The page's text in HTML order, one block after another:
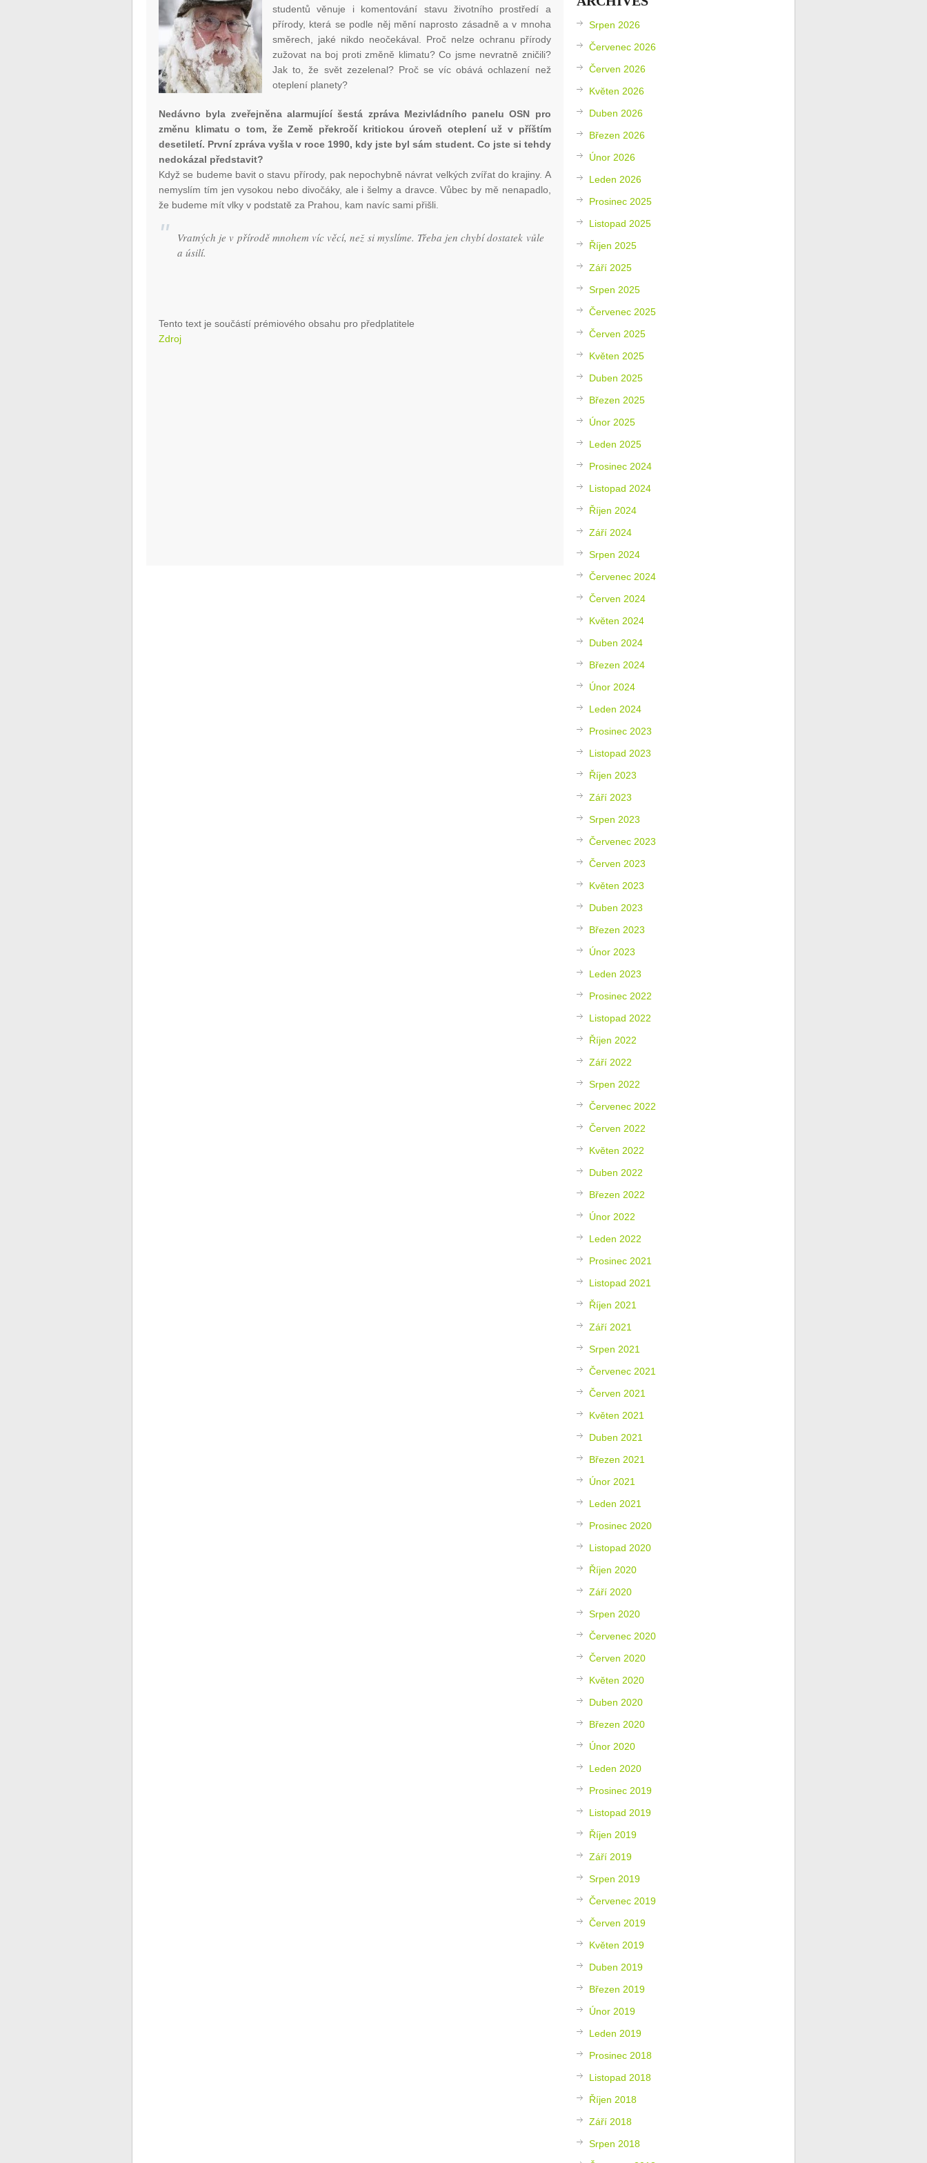
studentů věnuje i komentování stavu životního prostředí a
přírody, která se podle něj mění naprosto zásadně a v mnoha
směrech, jaké nikdo neočekával. Proč nelze ochranu přírody
zužovat na boj proti změně klimatu? Co jsme nevratně zničili?
Jak to, že svět zezelenal? Proč se víc obává ochlazení než
oteplení planety?
Nedávno byla zveřejněna alarmující šestá zpráva Mezivládního panelu OSN pro
změnu klimatu o tom, že Země překročí kritickou úroveň oteplení už v příštím
desetiletí. První zpráva vyšla v roce 1990, kdy jste byl sám student. Co jste si tehdy
nedokázal představit?
Když se budeme bavit o stavu přírody, pak nepochybně návrat velkých zvířat do krajiny. A
nemyslím tím jen vysokou nebo divočáky, ale i šelmy a dravce. Vůbec by mě nenapadlo,
že budeme mít vlky v podstatě za Prahou, kam navíc sami přišli.
Vratných je v přírodě mnohem víc věcí, než si myslíme. Třeba jen chybí dostatek vůle
a úsilí.
Tento text je součástí prémiového obsahu pro předplatitele
Zdroj
Srpen 2026
Červenec 2026
Červen 2026
Květen 2026
Duben 2026
Březen 2026
Únor 2026
Leden 2026
Prosinec 2025
Listopad 2025
Říjen 2025
Září 2025
Srpen 2025
Červenec 2025
Červen 2025
Květen 2025
Duben 2025
Březen 2025
Únor 2025
Leden 2025
Prosinec 2024
Listopad 2024
Říjen 2024
Září 2024
Srpen 2024
Červenec 2024
Červen 2024
Květen 2024
Duben 2024
Březen 2024
Únor 2024
Leden 2024
Prosinec 2023
Listopad 2023
Říjen 2023
Září 2023
Srpen 2023
Červenec 2023
Červen 2023
Květen 2023
Duben 2023
Březen 2023
Únor 2023
Leden 2023
Prosinec 2022
Listopad 2022
Říjen 2022
Září 2022
Srpen 2022
Červenec 2022
Červen 2022
Květen 2022
Duben 2022
Březen 2022
Únor 2022
Leden 2022
Prosinec 2021
Listopad 2021
Říjen 2021
Září 2021
Srpen 2021
Červenec 2021
Červen 2021
Květen 2021
Duben 2021
Březen 2021
Únor 2021
Leden 2021
Prosinec 2020
Listopad 2020
Říjen 2020
Září 2020
Srpen 2020
Červenec 2020
Červen 2020
Květen 2020
Duben 2020
Březen 2020
Únor 2020
Leden 2020
Prosinec 2019
Listopad 2019
Říjen 2019
Září 2019
Srpen 2019
Červenec 2019
Červen 2019
Květen 2019
Duben 2019
Březen 2019
Únor 2019
Leden 2019
Prosinec 2018
Listopad 2018
Říjen 2018
Září 2018
Srpen 2018